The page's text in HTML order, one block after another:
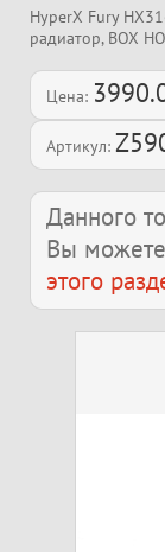
HyperX Fury
радиатор, BOX
Цена:
Артикул:
Данного
Вы
этого